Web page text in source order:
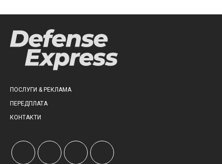
ПОСЛУГИ & РЕКЛАМА
ПЕРЕДПЛАТА
КОНТАКТИ